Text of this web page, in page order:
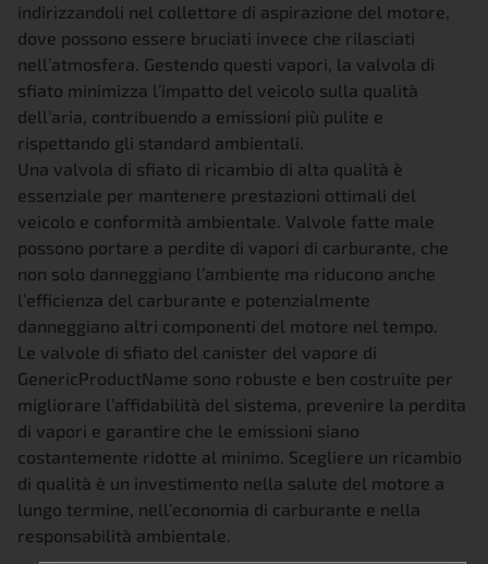
indirizzandoli nel collettore di aspirazione del motore,
dove possono essere bruciati invece che rilasciati
nell’atmosfera. Gestendo questi vapori, la valvola di
sfiato minimizza l’impatto del veicolo sulla qualità
dell’aria, contribuendo a emissioni più pulite e
rispettando gli standard ambientali.
Una valvola di sfiato di ricambio di alta qualità è
essenziale per mantenere prestazioni ottimali del
veicolo e conformità ambientale. Valvole fatte male
possono portare a perdite di vapori di carburante, che
non solo danneggiano l’ambiente ma riducono anche
l’efficienza del carburante e potenzialmente
danneggiano altri componenti del motore nel tempo.
Le valvole di sfiato del canister del vapore di
GenericProductName sono robuste e ben costruite per
migliorare l’affidabilità del sistema, prevenire la perdita
di vapori e garantire che le emissioni siano
costantemente ridotte al minimo. Scegliere un ricambio
di qualità è un investimento nella salute del motore a
lungo termine, nell’economia di carburante e nella
responsabilità ambientale.